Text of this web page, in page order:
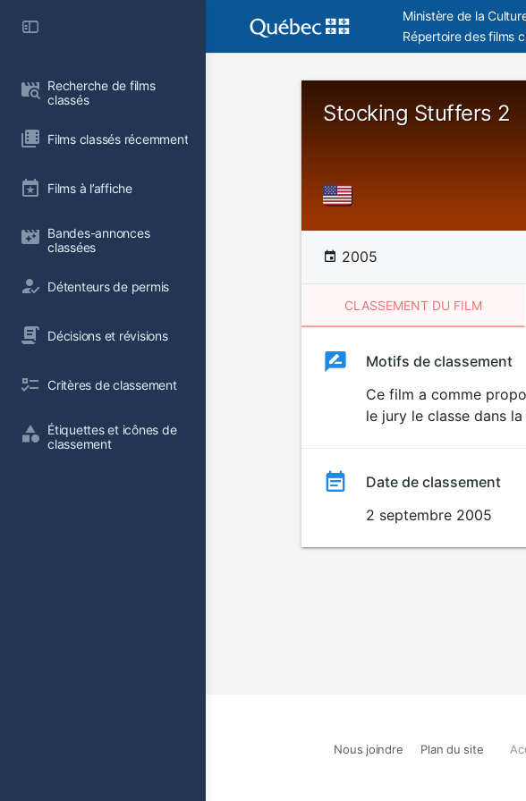
Recherche de films
classés
Films classés récemment
Films à l’affiche
Bandes-annonces
classées
Détenteurs de permis
Décisions et révisions
Critères de classement
Étiquettes et icônes de
classement
Ministère de la
Répertoire des films
Stocking Stuffers 2
2005
CLASSEMENT DU FILM
ClassementClassement
Motifs de classement
Ce film a comme
le jury le classe dans
Date de classement
2 septembre 2005
Nous joindre Plan du site